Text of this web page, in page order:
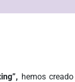
hemos